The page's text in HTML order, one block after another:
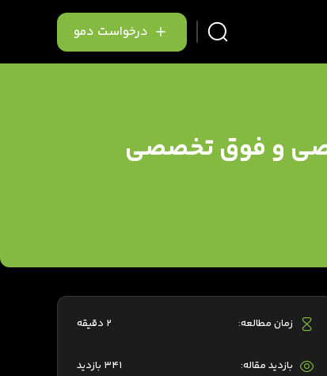
درخواست دمو
و فوق تخصصی
زمان مطالعه: 2 دقیقه
بازدید مقاله: 341 بازدید